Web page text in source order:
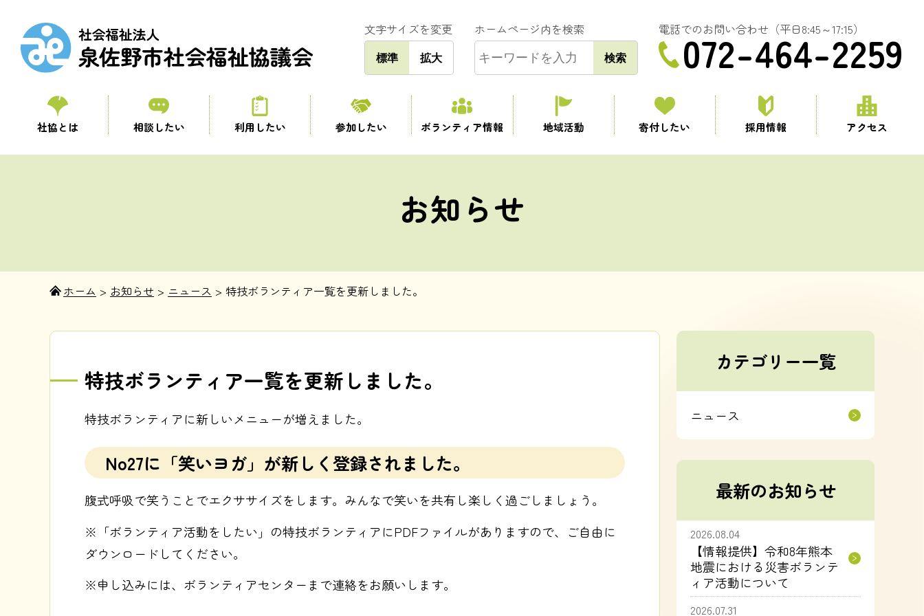
文字サイズを変更
標準 拡大
ホームページ内を検索
検索
電話でのお問い合わせ（平日8:45～17:15）
072-464-2259
社協とは 相談したい 利用したい 参加したい ボランティア情報 地域活動 寄付したい 採用情報 アクセス
お知らせ
ホーム > お知らせ > ニュース > 特技ボランティア一覧を更新しました。
特技ボランティア一覧を更新しました。
特技ボランティアに新しいメニューが増えました。
No27に 「笑いヨガ」 が新しく登録されました。
腹式呼吸で笑うことでエクササイズをします。みんなで笑いを共有し楽しく過ごしましょう。
※「ボランティア活動をしたい」の特技ボランティアにPDFファイルがありますので、ご自由に
ダウンロードしてください。
※申し込みには、ボランティアセンターまで連絡をお願いします。
カテゴリー一覧
ニュース
最新のお知らせ
2026.08.04
【情報提供】令和8年熊本
地震における災害ボランテ
ィア活動について
2026.07.31